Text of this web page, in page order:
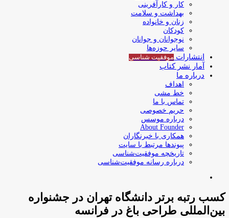
کار و کارآفرینی
بهداشت و سلامت
زنان و خانواده
کودکان
نوجوانان و جوانان
سایر حوزه‌ها
انتشارات موفقیت‌ شناسی
آمار نشر کتاب
درباره ما
اهداف
خط مشی
تماس با ما
حریم خصوصی
درباره موسس
About Founder
همکاری با خبرنگاران
پیوندها مرتبط با سایت
تاریخچه موفقیت‌شناسی
درباره رسانه موفقیت‌شناسی
کسب رتبه برتر دانشگاه تهران در جشنواره
بین‌المللی طراحی باغ در فرانسه